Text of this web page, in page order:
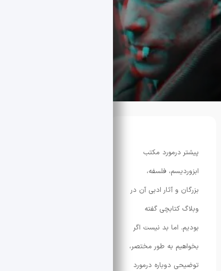
مکتب
فلسفه،
و آثار ادبی آن در
گفته
اما بد نیست اگر
به طور مختصر،
دوباره درمورد